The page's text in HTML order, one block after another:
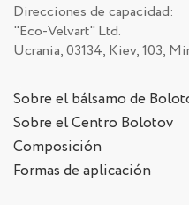
Direcciones de capacidad:
"Eco-Velvart" Ltd.
Ucrania, 03134, Kiev, 103,
Sobre el bálsamo de
Sobre el Centro Bolotov
Composición
Formas de aplicación